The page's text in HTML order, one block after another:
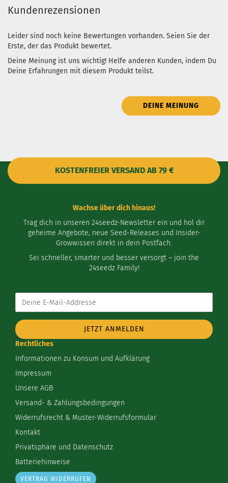
Kundenrezensionen
Leider sind noch keine Bewertungen vorhanden. Seien Sie der
Erste, der das Produkt bewertet.
Deine Meinung ist uns wichtig! Helfe anderen Kunden, indem Du
Deine Erfahrungen mit diesem Produkt teilst.
DEINE MEINUNG
KOSTENFREIER VERSAND AB 79 €
Wachse über dich hinaus!
Trag dich in unseren 24seedz-Newsletter ein und hol dir
geheime Angebote, neue Seed-Releases und Insider-
Growwissen direkt in dein Postfach.
Sei schneller, smarter und besser versorgt – join the
24seedz Family!
Addresse
Rechtliches
Informationen zu Konsum und Aufklärung
Impressum
Unsere AGB
Versand- & Zahlungsbedingungen
Widerrufsrecht & Muster-Widerrufsformular
Kontakt
Privatsphäre und Datenschutz
Batteriehinweise
VERTRAG WIDERRUFEN